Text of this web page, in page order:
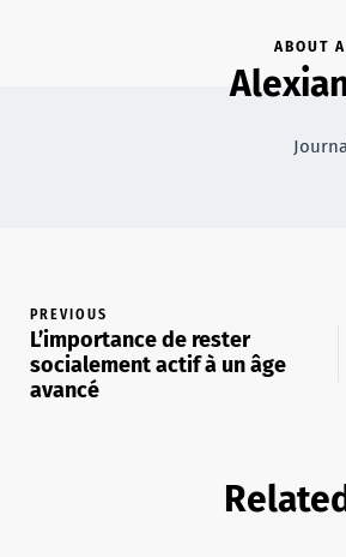
ABOUT
PREVIOUS
L’importance de rester
socialement actif à un âge
avancé